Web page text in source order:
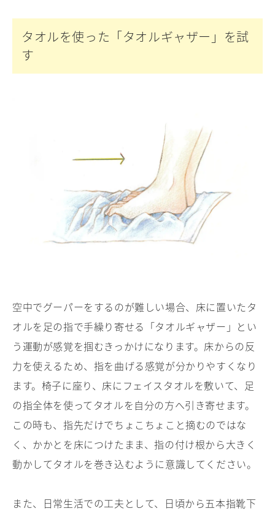
タオルを使った「タオルギャザー」を試
す
空中でグーパーをするのが難しい場合、床に置いたタ
オルを足の指で手繰り寄せる「タオルギャザー」とい
う運動が感覚を掴むきっかけになります。床からの反
力を使えるため、指を曲げる感覚が分かりやすくなり
ます。椅子に座り、床にフェイスタオルを敷いて、足
の指全体を使ってタオルを自分の方へ引き寄せます。
この時も、指先だけでちょこちょこと摘むのではな
く、かかとを床につけたまま、指の付け根から大きく
動かしてタオルを巻き込むように意識してください。
また、日常生活での工夫として、日頃から五本指靴下